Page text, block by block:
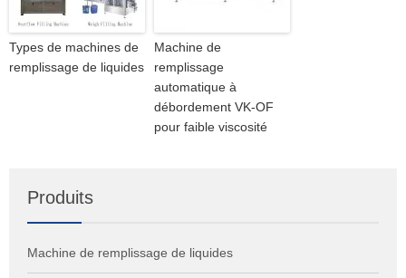
Types de machines de
remplissage de liquides
Machine de
remplissage
automatique à
débordement VK-OF
pour faible viscosité
Produits
Machine de remplissage de liquides